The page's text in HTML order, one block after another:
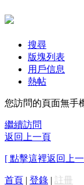
搜尋
版塊列表
用戶信息
熱帖
您訪問的頁面無手
繼續訪問
返回上一頁
[ 點擊這裡返回上
首頁 | 登錄 | 註冊